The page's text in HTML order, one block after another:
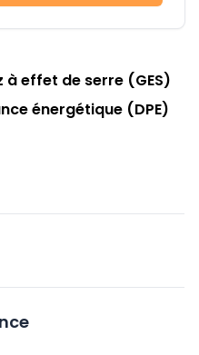
à effet de serre (GES)
énergétique (DPE)